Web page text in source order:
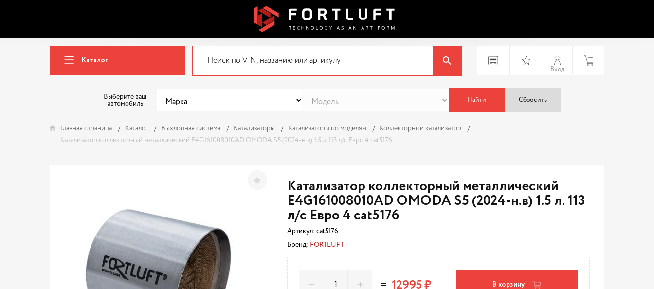
Каталог
Вход
Выберите ваш
автомобиль
Найти Сбросить
Главная страница Каталог Выхлопная система Катализаторы Катализаторы по моделям
Коллекторный катализатор
Катализатор коллекторный металлический E4G161008010AD OMODA S5 (2024-н.в) 1.5 л. 113 л/с Евро 4 cat5176
Катализатор коллекторный металлический
E4G161008010AD OMODA S5 (2024-н.в) 1.5 л. 113
л/с Евро 4 cat5176
Артикул: cat5176
Бренд: FORTLUFT
= 12995 ₽ В корзину